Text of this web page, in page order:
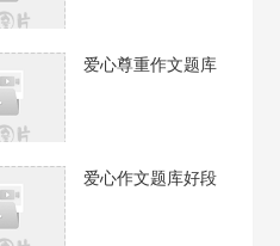
爱心尊重作文题库
爱心作文题库好段